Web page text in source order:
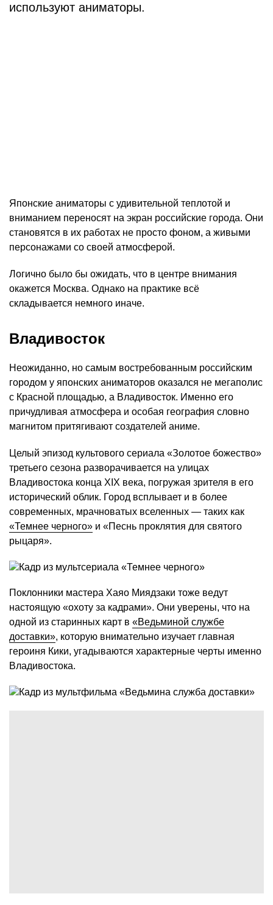
используют аниматоры.
Японские аниматоры с удивительной теплотой и
вниманием переносят на экран российские города. Они
становятся в их работах не просто фоном, а живыми
персонажами со своей атмосферой.
Логично было бы ожидать, что в центре внимания
окажется Москва. Однако на практике всё
складывается немного иначе.
Владивосток
Неожиданно, но самым востребованным российским
городом у японских аниматоров оказался не мегаполис
с Красной площадью, а Владивосток. Именно его
причудливая атмосфера и особая география словно
магнитом притягивают создателей аниме.
Целый эпизод культового сериала «Золотое божество»
третьего сезона разворачивается на улицах
Владивостока конца XIX века, погружая зрителя в его
исторический облик. Город всплывает и в более
современных, мрачноватых вселенных — таких как
«Темнее черного» и «Песнь проклятия для святого
рыцаря».
Поклонники мастера Хаяо Миядзаки тоже ведут
настоящую «охоту за кадрами». Они уверены, что на
одной из старинных карт в «Ведьминой службе
доставки», которую внимательно изучает главная
героиня Кики, угадываются характерные черты именно
Владивостока.